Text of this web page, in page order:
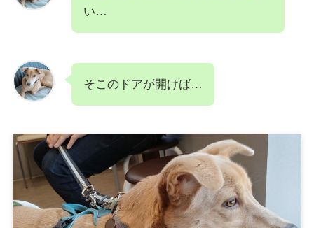
い…
そこのドアが開けば…